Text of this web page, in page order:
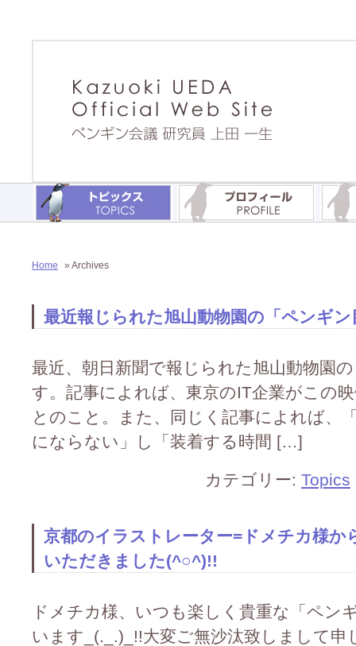
Home » Archives
最近報じられた旭山動物園の「ペンギ
最近、朝日新聞で報じられた旭山動物園
す。記事によれば、東京のIT企業がこの
とのこと。また、同じく記事によれば、
にならない」し「装着する時間 […]
カテゴリー: Topics
京都のイラストレーター=ドメチカ様
いただきました(^○^)!!
ドメチカ様、いつも楽しく貴重な「ペン
います_(._.)_!!大変ご無沙汰致しまして